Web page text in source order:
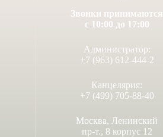
Звонки принимаются
с 10:00 до 17:00
Администратор:
+7 (963) 612-444-2
Канцелярия:
+7 (499) 705-88-40
Москва, Ленинский
пр-т., 8 корпус 12